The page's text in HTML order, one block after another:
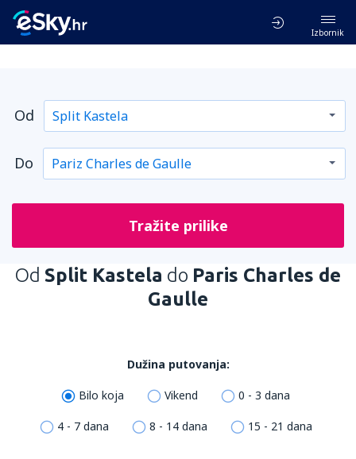
Izbornik
Od
Do
Tražite prilike
Od Split Kastela do Paris Charles de
Gaulle
Dužina putovanja:
Bilo koja Vikend 0 - 3 dana
4 - 7 dana 8 - 14 dana 15 - 21 dana